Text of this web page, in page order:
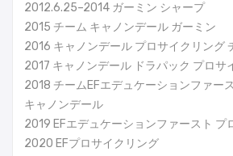
2012.6.25–2014 ガーミン シャープ
2015 チーム キャノンデール ガーミン
2016 キャノンデール プロサイクリング
2017 キャノンデール ドラパック プロサ
2018 チームEFエデュケーションファー
キャノンデール
2019 EFエデュケーションファースト プ
2020 EFプロサイクリング